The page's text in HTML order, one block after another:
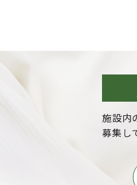
施設内
募集し